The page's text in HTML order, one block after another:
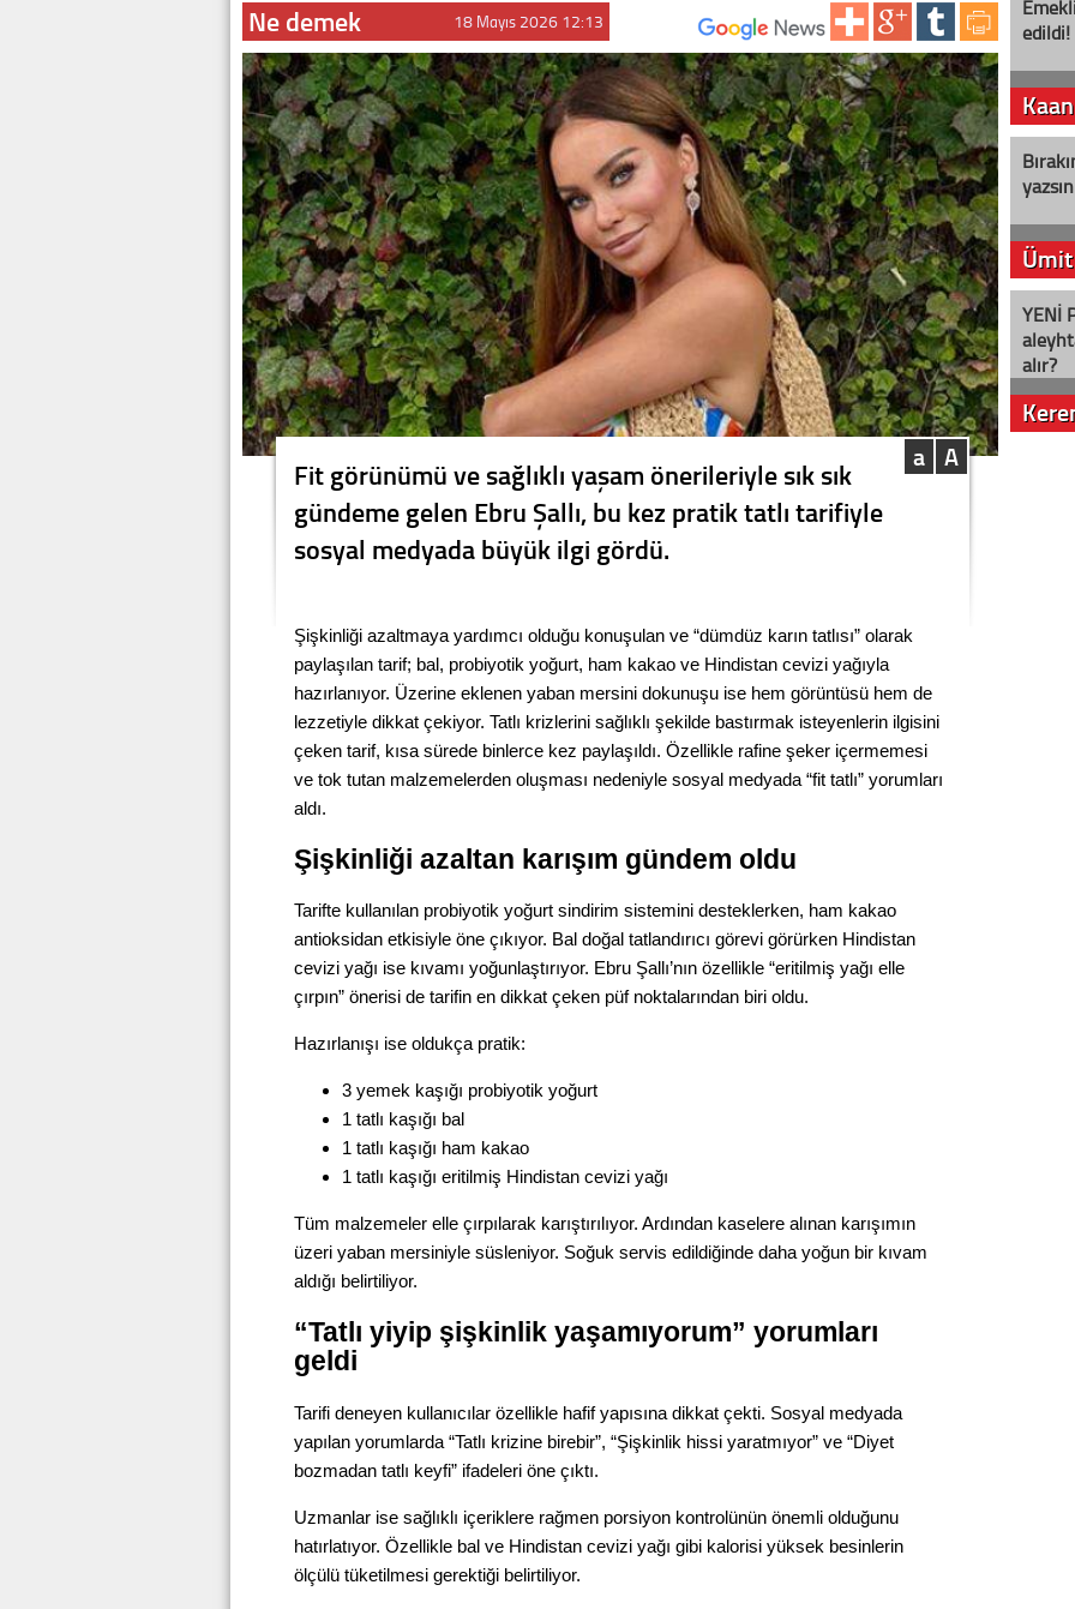
Ne demek 18 Mayıs 2026 12:13
A
a
Fit görünümü ve sağlıklı yaşam önerileriyle sık sık
gündeme gelen Ebru Şallı, bu kez pratik tatlı tarifiyle
sosyal medyada büyük ilgi gördü.
Şişkinliği azaltmaya yardımcı olduğu konuşulan ve “dümdüz karın tatlısı” olarak
paylaşılan tarif; bal, probiyotik yoğurt, ham kakao ve Hindistan cevizi yağıyla
hazırlanıyor. Üzerine eklenen yaban mersini dokunuşu ise hem görüntüsü hem de
lezzetiyle dikkat çekiyor. Tatlı krizlerini sağlıklı şekilde bastırmak isteyenlerin ilgisini
çeken tarif, kısa sürede binlerce kez paylaşıldı. Özellikle rafine şeker içermemesi
ve tok tutan malzemelerden oluşması nedeniyle sosyal medyada “fit tatlı” yorumları
aldı.
Şişkinliği azaltan karışım gündem oldu
Tarifte kullanılan probiyotik yoğurt sindirim sistemini desteklerken, ham kakao
antioksidan etkisiyle öne çıkıyor. Bal doğal tatlandırıcı görevi görürken Hindistan
cevizi yağı ise kıvamı yoğunlaştırıyor. Ebru Şallı’nın özellikle “eritilmiş yağı elle
çırpın” önerisi de tarifin en dikkat çeken püf noktalarından biri oldu.
Hazırlanışı ise oldukça pratik:
3 yemek kaşığı probiyotik yoğurt
1 tatlı kaşığı bal
1 tatlı kaşığı ham kakao
1 tatlı kaşığı eritilmiş Hindistan cevizi yağı
Tüm malzemeler elle çırpılarak karıştırılıyor. Ardından kaselere alınan karışımın
üzeri yaban mersiniyle süsleniyor. Soğuk servis edildiğinde daha yoğun bir kıvam
aldığı belirtiliyor.
“Tatlı yiyip şişkinlik yaşamıyorum” yorumları
geldi
Tarifi deneyen kullanıcılar özellikle hafif yapısına dikkat çekti. Sosyal medyada
yapılan yorumlarda “Tatlı krizine birebir”, “Şişkinlik hissi yaratmıyor” ve “Diyet
bozmadan tatlı keyfi” ifadeleri öne çıktı.
Uzmanlar ise sağlıklı içeriklere rağmen porsiyon kontrolünün önemli olduğunu
hatırlatıyor. Özellikle bal ve Hindistan cevizi yağı gibi kalorisi yüksek besinlerin
ölçülü tüketilmesi gerektiği belirtiliyor.
edildi!
yazsın
YENİ
alır?